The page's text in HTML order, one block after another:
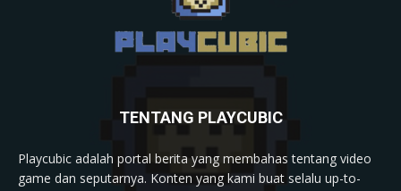
TENTANG PLAYCUBIC
Playcubic adalah portal berita yang membahas tentang video
game dan seputarnya. Konten yang kami buat selalu up-to-